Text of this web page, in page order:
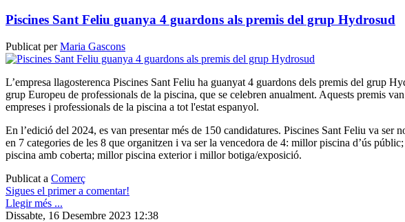
Piscines Sant Feliu guanya 4 guardons als premis del grup Hydrosud
Publicat perMaria Gascons
L’empresa llagosterenca Piscines Sant Feliu ha guanyat 4 guardons dels premis del grup
grup Europeu de professionals de la piscina, que se celebren anualment. Aquests premis
empreses i professionals de la piscina a tot l'estat espanyol.
En l’edició del 2024, es van presentar més de 150 candidatures. Piscines Sant Feliu va ser
en 7 categories de les 8 que organitzen i va ser la vencedora de 4: millor piscina d’ús
piscina amb coberta; millor piscina exterior i millor botiga/exposició.
Publicat a Comerç
Sigues el primer a comentar!
Llegir més ...
Dissabte, 16 Desembre 2023 12:38